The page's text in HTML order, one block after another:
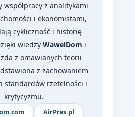
współpracy z analitykami
i ekonomistami,
cykliczność i historię
wiedzy WawelDom i
z omawianych teorii
z zachowaniem
standardów rzetelności i
krytycyzmu.
AirPres.pl